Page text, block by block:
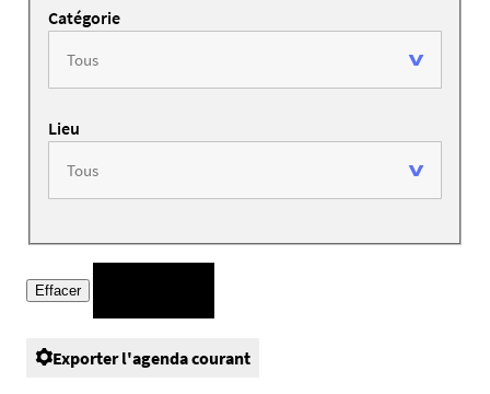
Catégorie
Lieu
Exporter l'agenda courant